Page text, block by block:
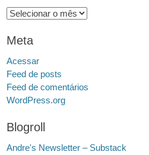
Arquivos
Meta
Acessar
Feed de posts
Feed de comentários
WordPress.org
Blogroll
Andre's Newsletter – Substack